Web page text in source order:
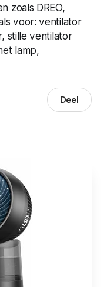
zoals DREO,
voor: ventilator
stille ventilator
lamp,
Deel